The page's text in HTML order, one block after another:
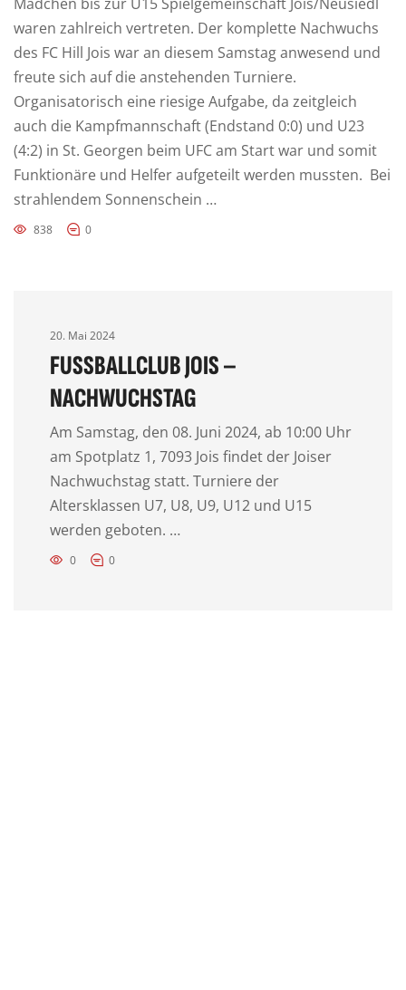
waren zahlreich vertreten. Der komplette Nachwuchs
des FC Hill Jois war an diesem Samstag anwesend und
freute sich auf die anstehenden Turniere.
Organisatorisch eine riesige Aufgabe, da zeitgleich
auch die Kampfmannschaft (Endstand 0:0) und U23
(4:2) in St. Georgen beim UFC am Start war und somit
Funktionäre und Helfer aufgeteilt werden mussten. Bei
strahlendem Sonnenschein …
838 0
20. Mai 2024
FUSSBALLCLUB JOIS – N
ACHWUCHSTAG
Am Samstag, den 08. Juni 2024, ab 10:00 Uhr
am Spotplatz 1, 7093 Jois findet der Joiser
Nachwuchstag statt. Turniere der
Altersklassen U7, U8, U9, U12 und U15
werden geboten. …
0 0